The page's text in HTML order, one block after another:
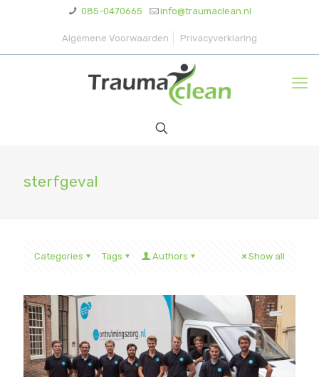
085-0470665 info@traumaclean.nl
Algemene Voorwaarden Privacyverklaring
sterfgeval
Categories Tags Authors Show all